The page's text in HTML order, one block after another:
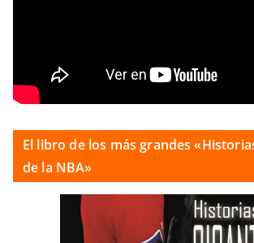
El libro de los más grandes
de la NBA»